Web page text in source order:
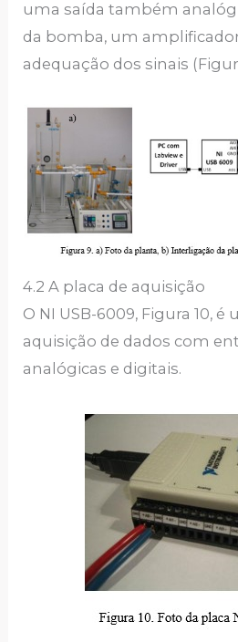
uma saída também
da bomba, um
adequação dos sinais
4.2 A placa de aquisição
O NI USB-6009, Figura 10, é
aquisição de dados com
analógicas e digitais.